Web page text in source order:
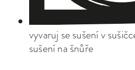
vyvaruj se sušení v
sušení na šnůře